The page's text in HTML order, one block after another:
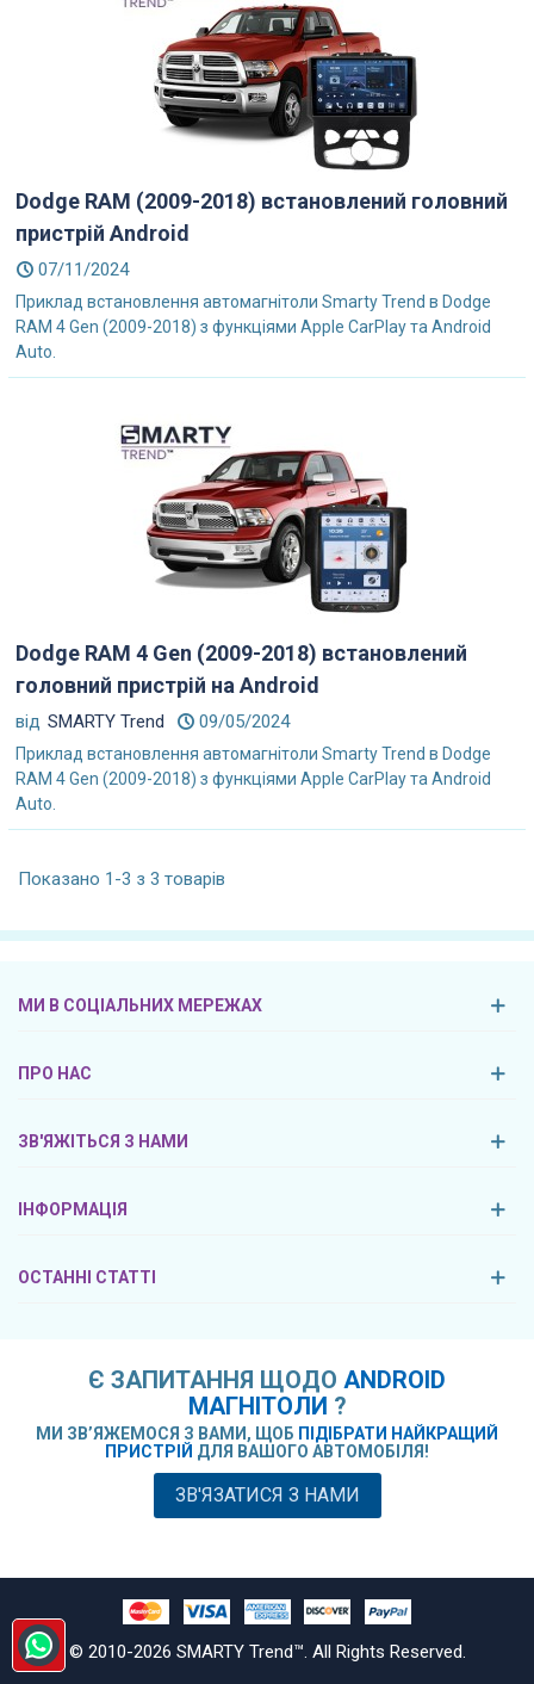
Dodge RAM (2009-2018) встановлений головний
пристрій Android
07/11/2024
Приклад встановлення автомагнітоли Smarty Trend в Dodge
RAM 4 Gen (2009-2018) з функціями Apple CarPlay та Android
Auto.
Dodge RAM 4 Gen (2009-2018) встановлений
головний пристрій на Android
від SMARTY Trend 09/05/2024
Приклад встановлення автомагнітоли Smarty Trend в Dodge
RAM 4 Gen (2009-2018) з функціями Apple CarPlay та Android
Auto.
Показано 1-3 з 3 товарів
МИ В СОЦІАЛЬНИХ МЕРЕЖАХ
ПРО НАС
ЗВ'ЯЖІТЬСЯ З НАМИ
ІНФОРМАЦІЯ
ОСТАННІ СТАТТІ
Є ЗАПИТАННЯ ЩОДО ANDROID
МАГНІТОЛИ ?
МИ ЗВ’ЯЖЕМОСЯ З ВАМИ, ЩОБ ПІДІБРАТИ НАЙКРАЩИЙ
ПРИСТРІЙ ДЛЯ ВАШОГО АВТОМОБІЛЯ!
ЗВ'ЯЗАТИСЯ З НАМИ
© 2010-2026 SMARTY Trend™. All Rights Reserved.